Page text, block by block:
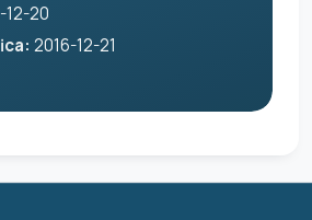
12-20
2016-12-21